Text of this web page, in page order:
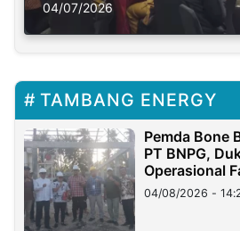
Solusi Krisis Iklim
04/07/2026
TAMBANG ENERGY
Pemda Bone
PT BNPG,
Operasional
04/08/2026 -